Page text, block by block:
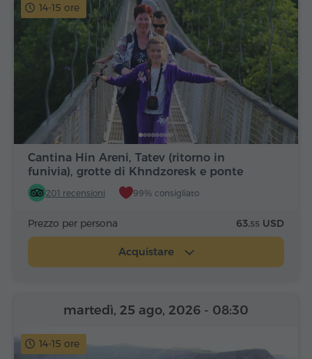
14-15 ore
Cantina Hin Areni, Tatev (ritorno in
funivia), grotte di Khndzoresk e ponte
201 recensioni 99% consigliato
Prezzo per persona 63.55 USD
Acquistare
14-15 ore
martedì, 25 ago, 2026 - 08:30